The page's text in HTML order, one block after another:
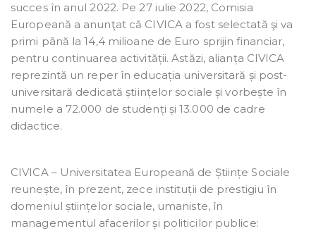
succes în anul 2022. Pe 27 iulie 2022, Comisia
Europeană a anunţat că CIVICA a fost selectată şi va
primi până la 14,4 milioane de Euro sprijin financiar,
pentru continuarea activității. Astăzi, alianța CIVICA
reprezintă un reper în educația universitară și post-
universitară dedicată științelor sociale și vorbește în
numele a 72.000 de studenți și 13.000 de cadre
didactice.
CIVICA – Universitatea Europeană de Științe Sociale
reunește, în prezent, zece instituții de prestigiu în
domeniul științelor sociale, umaniste, în
managementul afacerilor și politicilor publice: